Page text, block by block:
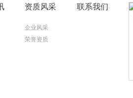
资质风采
企业风采
荣誉资质
联系我们